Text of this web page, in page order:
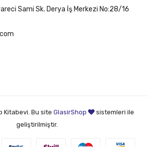
Sami Sk. Derya İş Merkezi No:28/16
Kitabevi. Bu site GlasirShop
sistemleri ile
geliştirilmiştir.